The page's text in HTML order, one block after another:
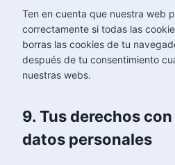
Ten en cuenta que nuestra web
correctamente si todas las
borras las cookies de tu
después de tu consentimiento
nuestras webs.
9. Tus derechos
datos personales